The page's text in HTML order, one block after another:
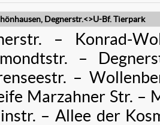
Degnerstr.<>U-Bf. Tierpark
– Konrad-
–
–
Marzahner Str. –
– Allee der